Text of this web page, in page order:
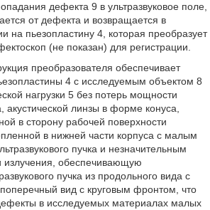
дефекта 9 в ультразвуковое поле,
от дефекта и возвращается в
на пьезопластину 4, которая преобразует
(не показан) для регистрации.
преобразователя обеспечивает
4 с исследуемым объектом 8
нагрузки 5 без потерь мощности
акустической линзы в форме конуса,
в сторону рабочей поверхности
в нижней части корпуса с малым
пучка и незначительным
обеспечивающую
пучка из продольного вида с
вид с круговым фронтом, что
в исследуемых материалах малых